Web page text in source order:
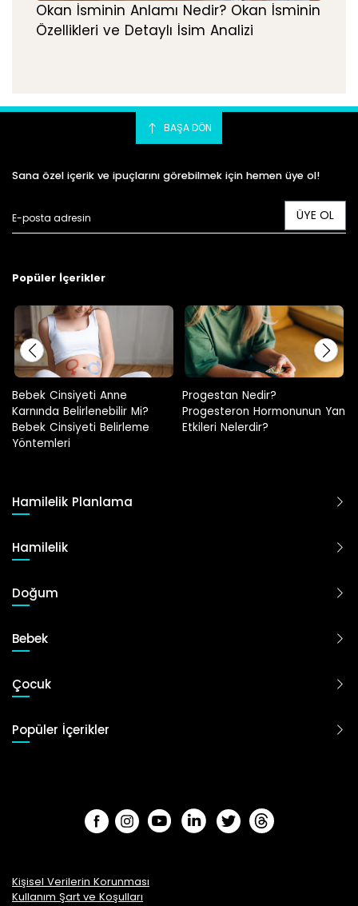
Okan İsminin Anlamı Nedir? Okan İsminin
Özellikleri ve Detaylı İsim Analizi
BAŞA DÖN
Sana özel içerik ve ipuçlarını görebilmek için hemen üye ol!
ÜYE OL
Popüler İçerikler
Progestan Nedir?
Progesteron Hormonunun Yan
Etkileri Nelerdir?
Hamilelikte Adet Görülür Mü?
Hamilelik Planlama
Hamilelik
Doğum
Bebek
Çocuk
Popüler İçerikler
Kişisel Verilerin Korunması
Kullanım Şart ve Koşulları